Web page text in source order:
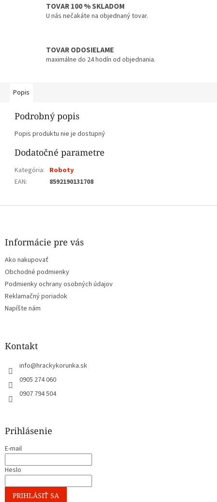
TOVAR 100 % SKLADOM
U nás nečakáte na objednaný tovar.
TOVAR ODOSIELAME
maximálne do 24 hodín od objednania.
Popis
Podrobný popis
Popis produktu nie je dostupný
Dodatočné parametre
Kategória: Roboty
EAN: 8592190131708
Z
Informácie pre vás
Ako nakupovať
Obchodné podmienky
Podmienky ochrany osobných údajov
Reklamačný poriadok
Napíšte nám
Kontakt
info@hrackykorunka.sk
0905 274 060
0907 794 504
Prihlásenie
E-mail
Heslo
PRIHLÁSIŤ SA